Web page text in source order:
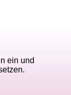
ein und